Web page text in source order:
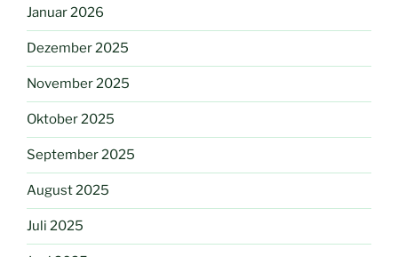
Januar 2026
Dezember 2025
November 2025
Oktober 2025
September 2025
August 2025
Juli 2025